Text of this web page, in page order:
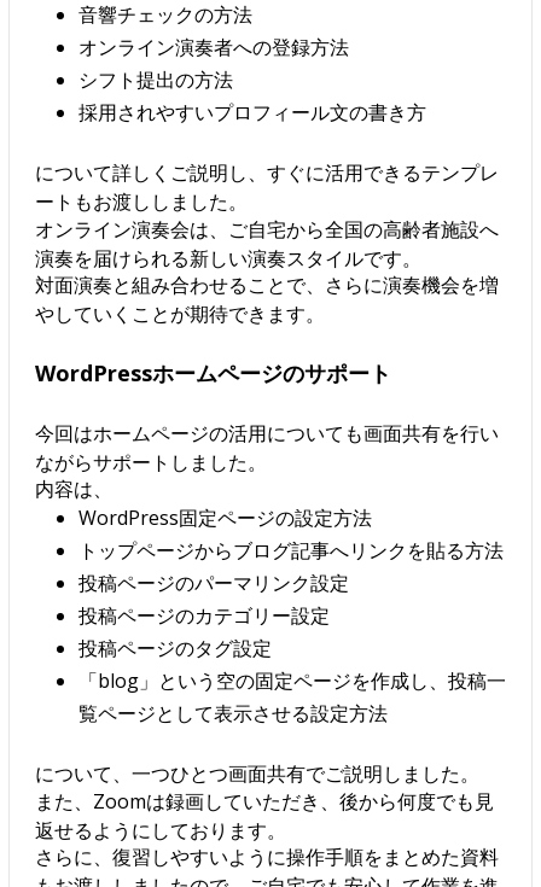
音響チェックの方法
オンライン演奏者への登録方法
シフト提出の方法
採用されやすいプロフィール文の書き方
について詳しくご説明し、すぐに活用できるテンプレ
ートもお渡ししました。
オンライン演奏会は、ご自宅から全国の高齢者施設へ
演奏を届けられる新しい演奏スタイルです。
対面演奏と組み合わせることで、さらに演奏機会を増
やしていくことが期待できます。
WordPressホームページのサポート
今回はホームページの活用についても画面共有を行い
ながらサポートしました。
内容は、
WordPress固定ページの設定方法
トップページからブログ記事へリンクを貼る方法
投稿ページのパーマリンク設定
投稿ページのカテゴリー設定
投稿ページのタグ設定
「blog」という空の固定ページを作成し、投稿一
覧ページとして表示させる設定方法
について、一つひとつ画面共有でご説明しました。
また、Zoomは録画していただき、後から何度でも見
返せるようにしております。
さらに、復習しやすいように操作手順をまとめた資料